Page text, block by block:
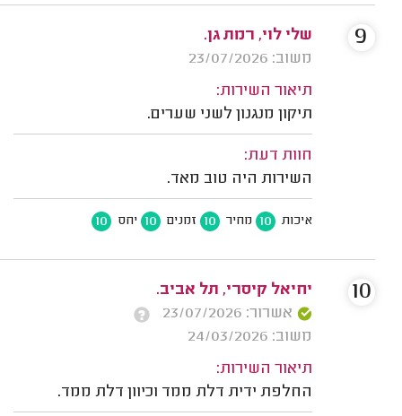
שלי לוי, רמת גן.
משוב: 23/07/2026
תיאור השירות:
תיקון מנגנון לשני שערים.
חוות דעת:
השירות היה טוב מאד.
איכות 10 מחיר 10 זמנים 10 יחס 10
9
יחיאל קיסרי, תל אביב.
אשרור: 23/07/2026
משוב: 24/03/2026
תיאור השירות:
החלפת ידית דלת ממד וכיוון דלת ממד.
10